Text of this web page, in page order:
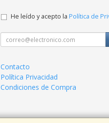
He leído y acepto la Política de
Contacto
Política Privacidad
Condiciones de Compra